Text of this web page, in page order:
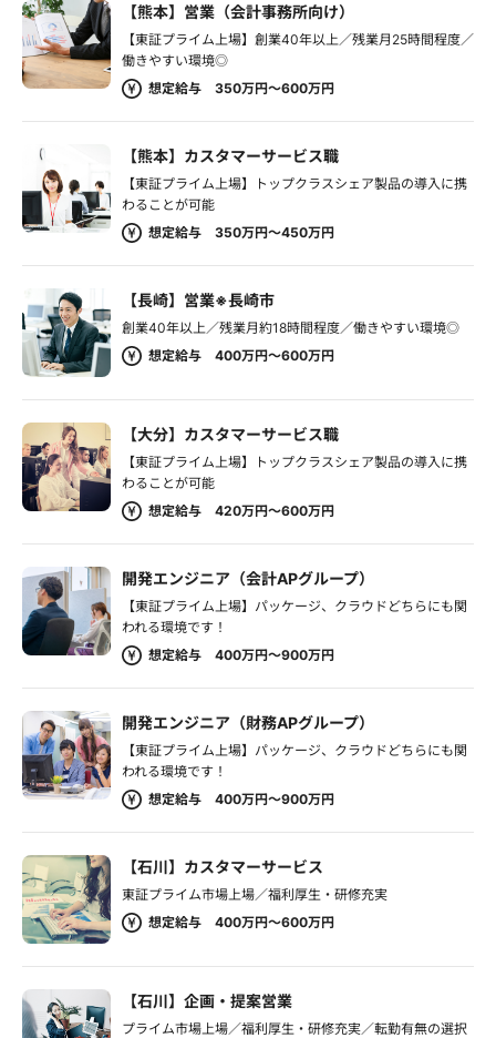
【熊本】営業（会計事務所向け）
【東証プライム上場】創業40年以上／残業月25時間程度／
働きやすい環境◎
想定給与 350万円～600万円
【熊本】カスタマーサービス職
【東証プライム上場】トップクラスシェア製品の導入に携
わることが可能
想定給与 350万円～450万円
【長崎】営業※長崎市
創業40年以上／残業月約18時間程度／働きやすい環境◎
想定給与 400万円～600万円
【大分】カスタマーサービス職
【東証プライム上場】トップクラスシェア製品の導入に携
わることが可能
想定給与 420万円～600万円
開発エンジニア（会計APグループ）
【東証プライム上場】パッケージ、クラウドどちらにも関
われる環境です！
想定給与 400万円～900万円
開発エンジニア（財務APグループ）
【東証プライム上場】パッケージ、クラウドどちらにも関
われる環境です！
想定給与 400万円～900万円
【石川】カスタマーサービス
東証プライム市場上場／福利厚生・研修充実
想定給与 400万円～600万円
【石川】企画・提案営業
プライム市場上場／福利厚生・研修充実／転勤有無の選択